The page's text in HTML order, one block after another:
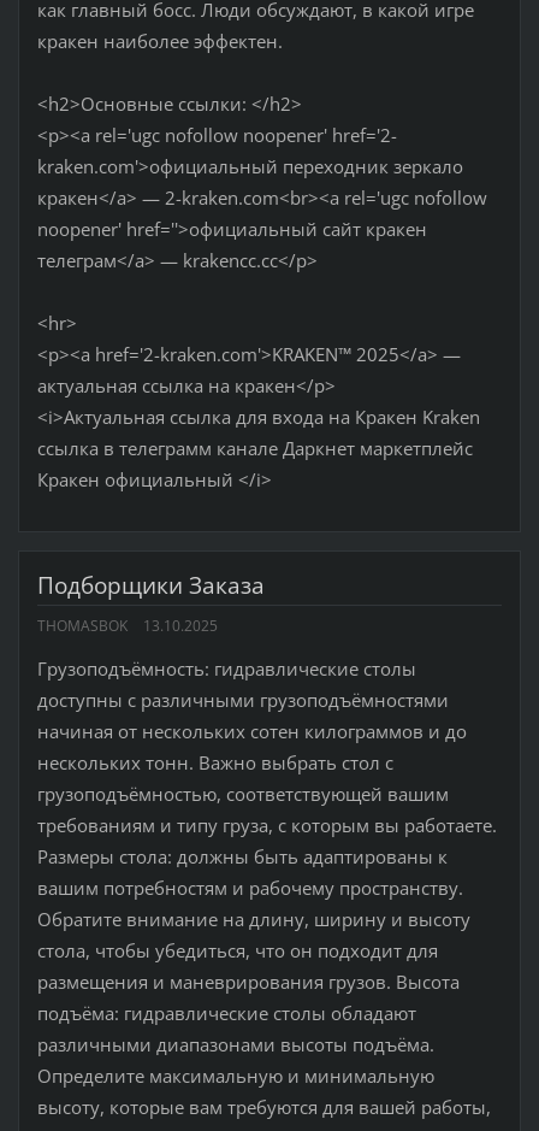
как главный босс. Люди обсуждают, в какой игре
кракен наиболее эффектен.
<h2>Основные ссылки: </h2>
<p><a rel='ugc nofollow noopener' href='2-
kraken.com'>официальный переходник зеркало
кракен</a> — 2-kraken.com<br><a rel='ugc nofollow
noopener' href=''>официальный сайт кракен
телеграм</a> — krakencc.cc</p>
<hr>
<p><a href='2-kraken.com'>KRAKEN™ 2025</a> —
актуальная ссылка на кракен</p>
<i>Актуальная ссылка для входа на Кракен Kraken
ссылка в телеграмм канале Даркнет маркетплейс
Кракен официальный </i>
Подборщики Заказа
THOMASBOK 13.10.2025
Грузоподъёмность: гидравлические столы
доступны с различными грузоподъёмностями
начиная от нескольких сотен килограммов и до
нескольких тонн. Важно выбрать стол с
грузоподъёмностью, соответствующей вашим
требованиям и типу груза, с которым вы работаете.
Размеры стола: должны быть адаптированы к
вашим потребностям и рабочему пространству.
Обратите внимание на длину, ширину и высоту
стола, чтобы убедиться, что он подходит для
размещения и маневрирования грузов. Высота
подъёма: гидравлические столы обладают
различными диапазонами высоты подъёма.
Определите максимальную и минимальную
высоту, которые вам требуются для вашей работы,